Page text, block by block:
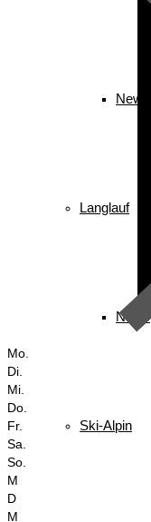
News
Langlauf
News
Ski-Alpin
Mo.
Di.
Mi.
Do.
Fr.
Sa.
So.
M
D
M